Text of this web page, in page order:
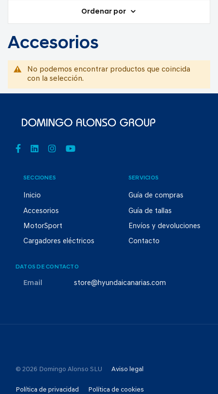
Ordenar por
Accesorios
No podemos encontrar productos que coincida
con la selección.
SECCIONES
Inicio
Accesorios
MotorSport
Cargadores eléctricos
SERVICIOS
Guía de compras
Guía de tallas
Envíos y devoluciones
Contacto
DATOS DE CONTACTO
Email store@hyundaicanarias.com
© 2026 Domingo Alonso SLU Aviso legal
Política de privacidad Política de cookies